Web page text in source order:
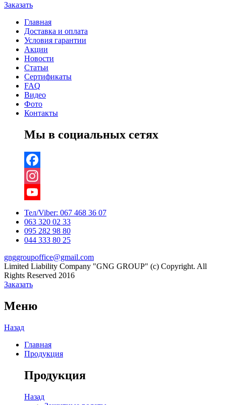
Заказать
Главная
Доставка и оплата
Условия гарантии
Акции
Новости
Статьи
Сертификаты
FAQ
Видео
Фото
Контакты
Мы в социальных сетях
Facebook
Instagram
YouTube
Channel
Тел/Viber: 067 468 36 07
063 320 02 33
095 282 98 80
044 333 80 25
gnggroupoffice@gmail.com
Limited Liability Company "GNG GROUP" (c) Copyright. All
Rights Reserved 2016
Заказать
Меню
Назад
Главная
Продукция
Продукция
Назад